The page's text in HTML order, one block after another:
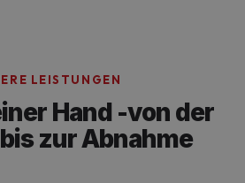
LEISTUNGEN
Hand -von der
zur Abnahme